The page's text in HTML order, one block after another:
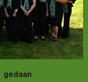
gedaan